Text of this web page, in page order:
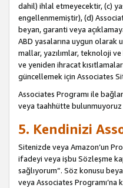
dahil) ihlal etmeyecektir, (c)
engellenmemiştir), (d)
beyan, garanti veya
ABD yasalarına uygun olarak
mallar, yazılımlar, teknoloji
ve yeniden ihracat
güncellemek için Associates
Associates Programı ile
veya taahhütte
5. Kendinizi
Sitenizde veya Amazon’un
ifadeyi veya işbu Sözleşme
sağlıyorum”. Söz konusu
veya Associates Programı’na